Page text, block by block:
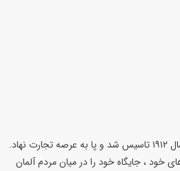
کمپانی محبوب و بزرگ ریتر اسپرت اولین بار توسط ” آلفرد ریتر” آلمانی در سال ۱۹۱۲ تاسیس شد و پا به عرصه تجارت نهاد.
خود ، جایگاه خود را در میان مردم آلمان